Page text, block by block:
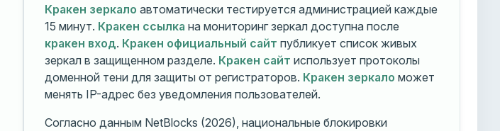
Кракен зеркало автоматически тестируется администрацией каждые
15 минут. Кракен ссылка на мониторинг зеркал доступна после
кракен вход. Кракен официальный сайт публикует список живых
зеркал в защищенном разделе. Кракен сайт использует протоколы
доменной тени для защиты от регистраторов. Кракен зеркало может
менять IP-адрес без уведомления пользователей.
Согласно данным NetBlocks (2026), национальные блокировки